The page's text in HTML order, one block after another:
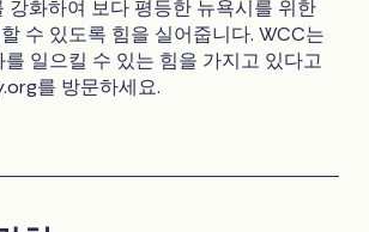
강화하여 보다 평등한 뉴욕시를 위한
수 있도록 힘을 실어줍니다. WCC는
일으킬 수 있는 힘을 가지고 있다고
를 방문하세요.